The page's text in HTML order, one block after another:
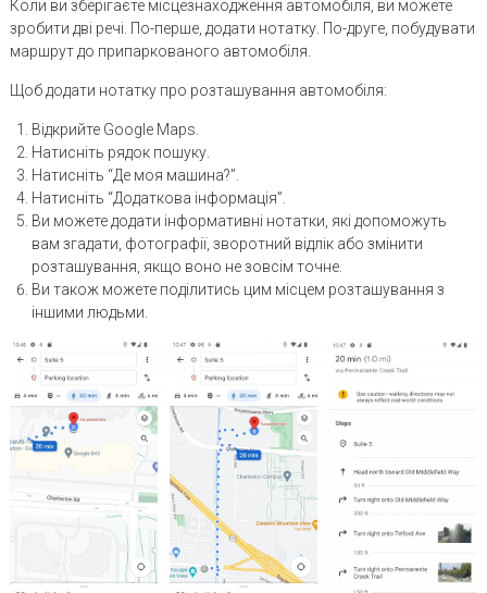
Коли ви зберігаєте місцезнаходження автомобіля, ви можете
зробити дві речі. По-перше, додати нотатку. По-друге, побудувати
маршрут до припаркованого автомобіля.
Щоб додати нотатку про розташування автомобіля:
Відкрийте Google Maps.
Натисніть рядок пошуку.
Натисніть “Де моя машина?”.
Натисніть “Додаткова інформація”.
Ви можете додати інформативні нотатки, які допоможуть
вам згадати, фотографії, зворотний відлік або змінити
розташування, якщо воно не зовсім точне.
Ви також можете поділитись цим місцем розташування з
іншими людьми.